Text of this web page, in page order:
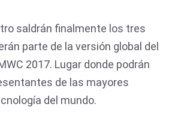
saldrán finalmente los tres
parte de la versión global del
2017. Lugar donde podrán
de las mayores
del mundo.